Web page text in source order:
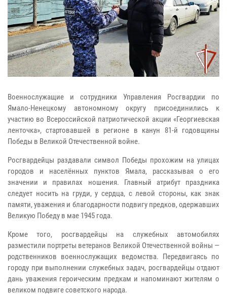
Военнослужащие и сотрудники Управления Росгвардии по
Ямало-Ненецкому автономному округу присоединились к
участию во Всероссийской патриотической акции «Георгиевская
ленточка», стартовавшей в регионе в канун 81-й годовщины
Победы в Великой Отечественной войне.
Росгвардейцы раздавали символ Победы прохожим на улицах
городов и населённых пунктов Ямала, рассказывая о его
значении и правилах ношения. Главный атрибут праздника
следует носить на груди, у сердца, с левой стороны, как знак
памяти, уважения и благодарности подвигу предков, одержавших
Великую Победу в мае 1945 года.
Кроме того, росгвардейцы на служебных автомобилях
разместили портреты ветеранов Великой Отечественной войны —
родственников военнослужащих ведомства. Передвигаясь по
городу при выполнении служебных задач, росгвардейцы отдают
дань уважения героическим предкам и напоминают жителям о
великом подвиге советского народа.